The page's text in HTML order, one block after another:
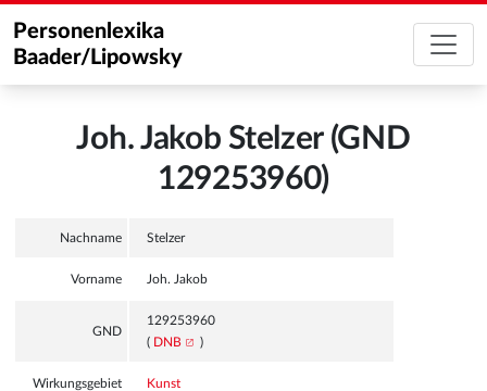
Personenlexika
Baader/Lipowsky
Joh. Jakob Stelzer (GND
129253960)
Nachname Stelzer
Vorname Joh. Jakob
GND
129253960
( DNB )
Wirkungsgebiet Kunst